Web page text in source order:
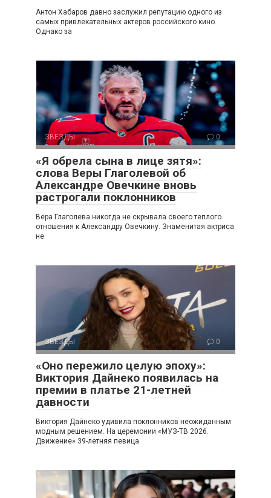
Антон Хабаров давно заслужил репутацию одного из
самых привлекательных актеров российского кино.
Однако за
ЗВЕЗДЫ 0
«Я обрела сына в лице зятя»:
слова Веры Глаголевой об
Александре Овечкине вновь
растрогали поклонников
Вера Глаголева никогда не скрывала своего теплого
отношения к Александру Овечкину. Знаменитая актриса
не
ЗВЕЗДЫ 0
«Оно пережило целую эпоху»:
Виктория Дайнеко появилась на
премии в платье 21-летней
давности
Виктория Дайнеко удивила поклонников неожиданным
модным решением. На церемонии «МУЗ-ТВ 2026.
Движение» 39-летняя певица